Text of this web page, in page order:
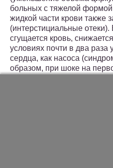
больных с тяжелой
жидкой части крови также
(интерстициальные отеки).
сгущается кровь,
условиях почти в два
сердца, как насоса
образом, при шоке на